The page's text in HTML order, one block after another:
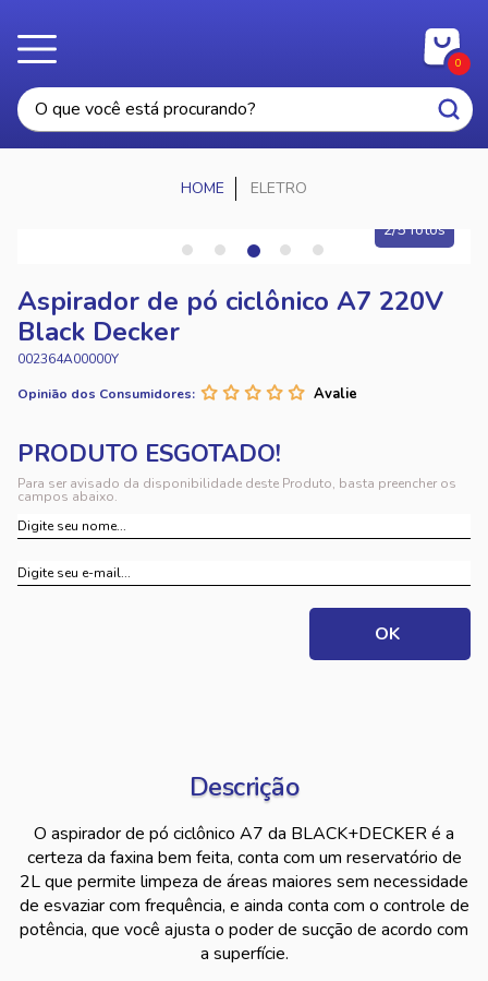
0
ELETRO
2/5 fotos
Aspirador de pó ciclônico A7 220V
Black Decker
002364A00000Y
Opinião dos Consumidores:
Para ser avisado da disponibilidade deste Produto, basta preencher os
campos abaixo.
Descrição
O aspirador de pó ciclônico A7 da BLACK+DECKER é a
certeza da faxina bem feita, conta com um reservatório de
2L que permite limpeza de áreas maiores sem necessidade
de esvaziar com frequência, e ainda conta com o controle de
potência, que você ajusta o poder de sucção de acordo com
a superfície.